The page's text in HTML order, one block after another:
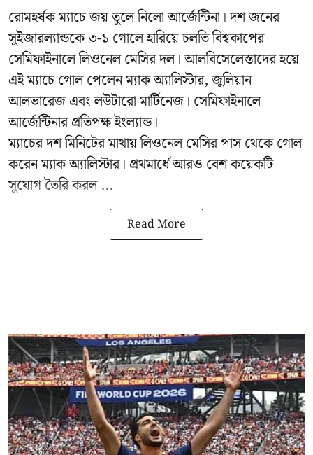
রোমহর্ষক ম্যাচে জয় তুলে নিলো আর্জেন্টিনা। দশ জনের
সুইজারল্যান্ডকে ৩-১ গোলে হারিয়ে চলতি বিশ্বকাপের
সেমিফাইনালে লিওনেল মেসির দল। আলবিসেলেস্তাদের হয়ে
এই ম্যাচে গোল পেলেন ম্যাক অ্যালিস্টার, জুলিয়ান
আলভারেজ এবং লউটারো মার্টিনেজ। সেমিফাইনালে
আর্জেন্টিনার প্রতিপক্ষ ইংল্যান্ড।
ম্যাচের দশ মিনিটের মাথায় লিওনেল মেসির পাস থেকে গোল
করেন ম্যাক অ্যালিস্টার। প্রথমার্ধে আরও বেশ কয়েকটি
সুযোগ তৈরি করল ...
Read More